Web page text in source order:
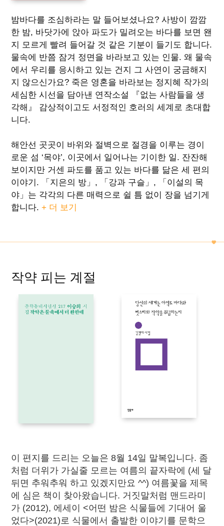
밤바다를 조심하라는 말 들어보셨나요? 사방이 깜깜
한 밤, 바닷가에 앉아 파도가 밀려오는 바다를 보면 왠
지 모르게 빨려 들어갈 것 같은 기분이 들기도 합니다.
물속에 반쯤 잠겨 정면을 바라보고 있는 인물. 왜 물속
에서 우리를 응시하고 있는 건지 그 사연이 궁금해지
지 않으신가요? 죽은 영혼을 바라보는 정지혜 작가의
세심한 시선을 담아낸 연작소설 『없는 사람들을 생
각해』 감상적이고도 서정적인 호러의 세계로 초대합
니다.
해안선 곳곳이 바위와 절벽으로 절경을 이루는 경이
로운 섬 ‘목야’, 이곳에서 일어나는 기이한 일. 잔잔해
보이지만 거센 파도를 품고 있는 바다를 닮은 세 편의
이야기. 「지은의 방」, 「강과 구슬」, 「이설의 목
야」는 각각의 다른 매력으로 쉴 틈 없이 장을 넘기게
합니다.+ 더 보기
작약 피는 계절
이 편지를 드리는 오늘은 8월 14일 말복입니다. 좀
처럼 더위가 가실줄 모르는 여름의 끝자락에 (세 달
뒤면 추워추워 하고 있겠지만요 ^^) 여름꽃을 제목
에 심은 책이 찾아왔습니다. 거짓말처럼 맨드라미
가 (2012), 에세이 <어떤 밤은 식물들에 기대어 울
었다>(2021)로 식물에서 출발한 이야기를 문학으